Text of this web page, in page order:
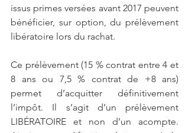
issus primes versées avant 2017 peuvent
bénéficier, sur option, du prélèvement
libératoire lors du rachat.
Ce prélèvement (15 % contrat entre 4 et
8 ans ou 7,5 % contrat de +8 ans)
permet d’acquitter définitivement
l’impôt. Il s’agit d’un prélèvement
LIBÉRATOIRE et non d’un acompte.